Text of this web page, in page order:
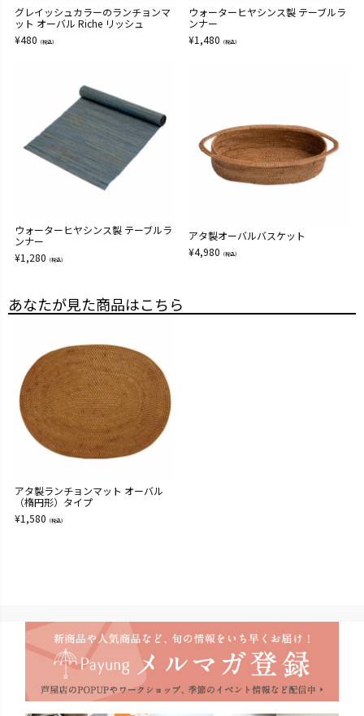
グレイッシュカラーのランチョンマ
ット オーバル Riche リッシュ
¥480 （税込）
ウォーターヒヤシンス製 テーブルラ
ンナー
¥1,480 （税込）
ウォーターヒヤシンス製 テーブルラ
ンナー
¥1,280 （税込）
アタ製オーバルバスケット
¥4,980 （税込）
あなたが見た商品はこちら
アタ製ランチョンマット オーバル
（楕円形）タイプ
¥1,580 （税込）